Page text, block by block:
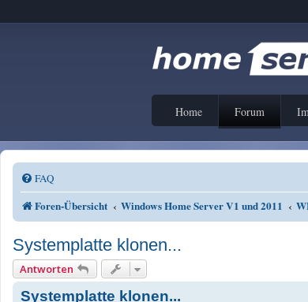
Home Forum
FAQ
Foren-Übersicht Windows Home Server V1 und 2011
Systemplatte klonen...
Antworten
Systemplatte klonen...